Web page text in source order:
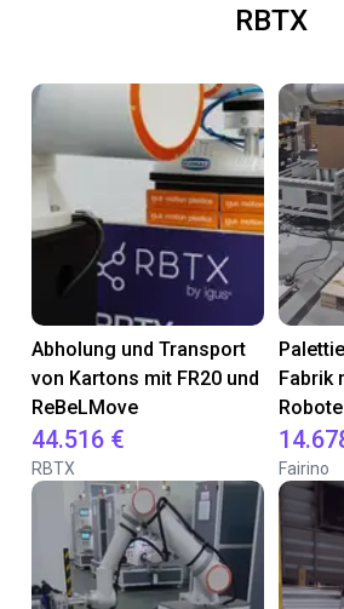
RBTX
Abholung und Transport
von Kartons mit FR20 und
ReBeLMove
44.516 €
RBTX
Fabrik
Fairino